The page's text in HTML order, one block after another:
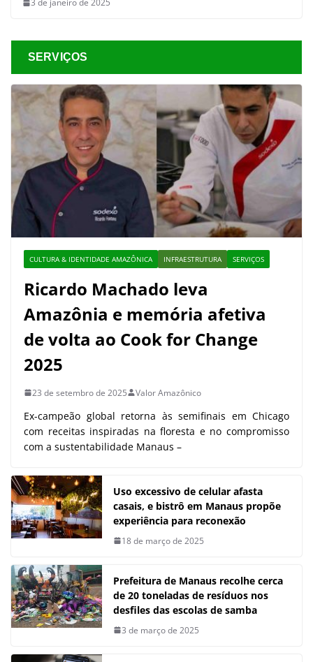
3 de janeiro de 2025
SERVIÇOS
CULTURA & IDENTIDADE AMAZÔNICA INFRAESTRUTURA SERVIÇOS
Ricardo Machado leva
Amazônia e memória afetiva
de volta ao Cook for Change
2025
23 de setembro de 2025 Valor Amazônico
Ex-campeão global retorna às semifinais em Chicago
com receitas inspiradas na floresta e no compromisso
com a sustentabilidade Manaus –
Uso excessivo de celular afasta
casais, e bistrô em Manaus propõe
experiência para reconexão
18 de março de 2025
Prefeitura de Manaus recolhe cerca
de 20 toneladas de resíduos nos
desfiles das escolas de samba
3 de março de 2025